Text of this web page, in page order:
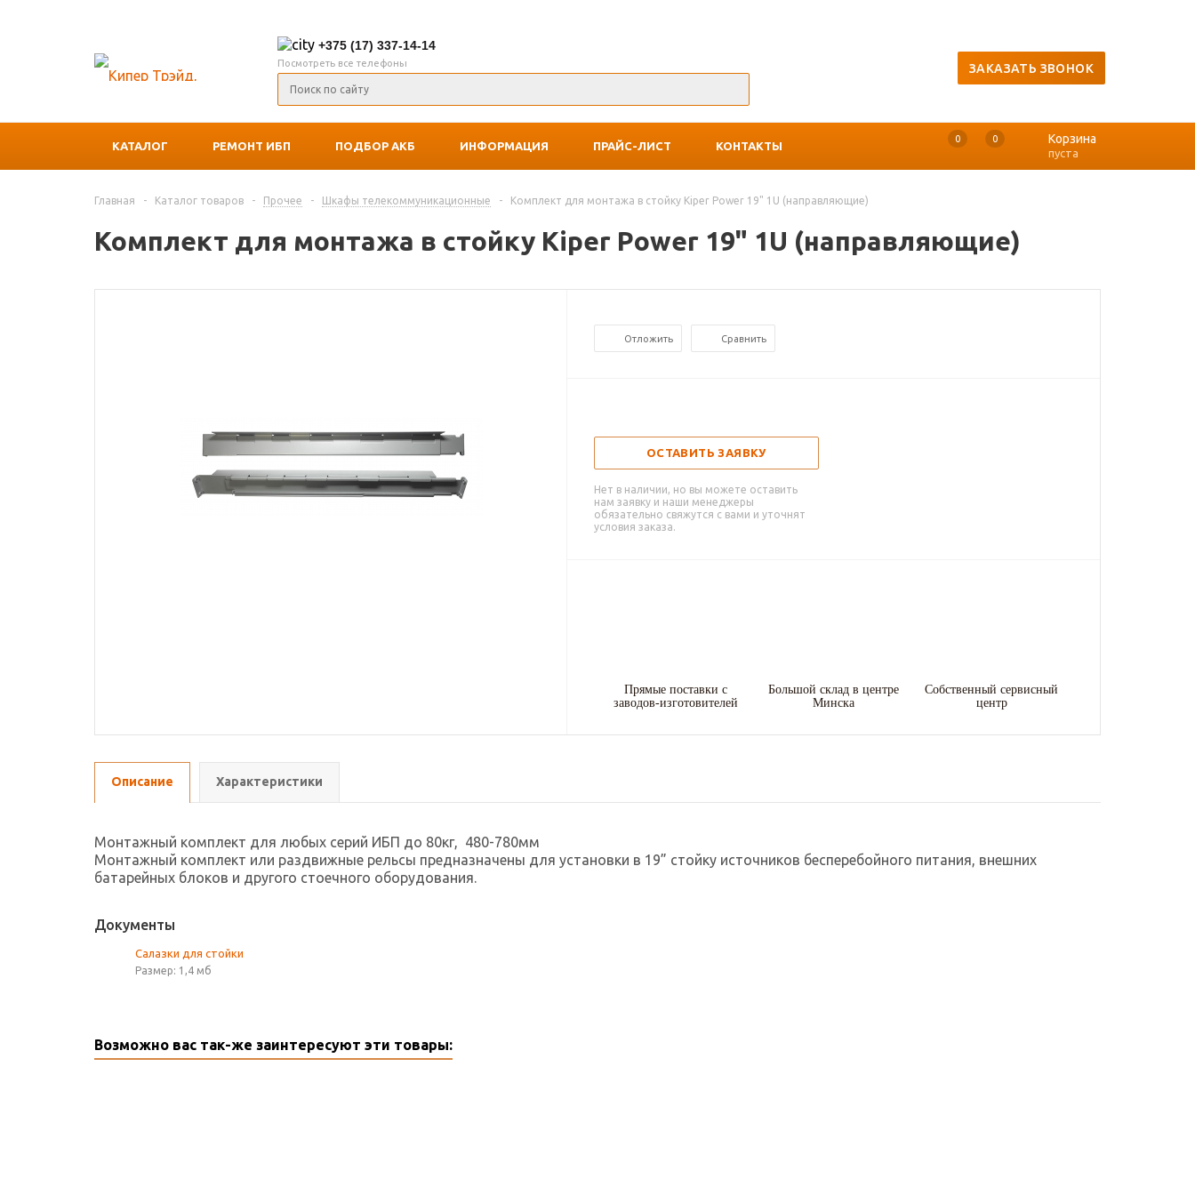
+375 (17) 337-14-14
Посмотреть все телефоны ЗАКАЗАТЬ ЗВОНОК
КАТАЛОГ РЕМОНТ ИБП ПОДБОР АКБ ИНФОРМАЦИЯ ПРАЙС-ЛИСТ КОНТАКТЫ
0 0 Корзина
пуста
Главная - Каталог товаров - Прочее - Шкафы телекоммуникационные - Комплект для монтажа в стойку Kiper Power 19" 1U (направляющие)
Комплект для монтажа в стойку Kiper Power 19" 1U (направляющие)
Отложить Сравнить
ОСТАВИТЬ ЗАЯВКУ
Нет в наличии, но вы можете оставить
нам заявку и наши менеджеры
обязательно свяжутся с вами и уточнят
условия заказа.
Прямые поставки с
заводов-изготовителей
Большой склад в центре
Минска
Собственный сервисный
центр
Описание Характеристики
Монтажный комплект для любых серий ИБП до 80кг, 480-780мм
Монтажный комплект или раздвижные рельсы предназначены для установки в 19” стойку источников бесперебойного питания, внешних
батарейных блоков и другого стоечного оборудования.
Документы
Салазки для стойки
Размер: 1,4 мб
Возможно вас так-же заинтересуют эти товары: